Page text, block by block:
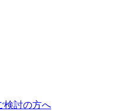
検討の方へ